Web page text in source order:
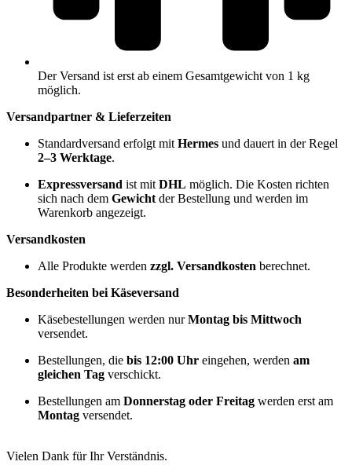
Der Versand ist erst ab einem Gesamtgewicht von 1 kg
möglich.
Versandpartner & Lieferzeiten
Standardversand erfolgt mit Hermes und dauert in der Regel
2–3 Werktage.
Expressversand ist mit DHL möglich. Die Kosten richten
sich nach dem Gewicht der Bestellung und werden im
Warenkorb angezeigt.
Versandkosten
Alle Produkte werden zzgl. Versandkosten berechnet.
Besonderheiten bei Käseversand
Käsebestellungen werden nurMontag bis Mittwoch
versendet.
Bestellungen, die bis 12:00 Uhr eingehen, werden am
gleichen Tag verschickt.
Bestellungen am Donnerstag oder Freitag werden erst am
Montag versendet.
Vielen Dank für Ihr Verständnis.